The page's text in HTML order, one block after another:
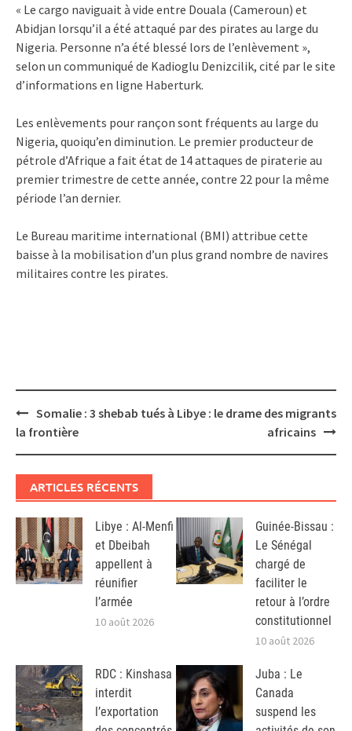
« Le cargo naviguait à vide entre Douala (Cameroun) et
Abidjan lorsqu’il a été attaqué par des pirates au large du
Nigeria. Personne n’a été blessé lors de l’enlèvement »,
selon un communiqué de Kadioglu Denizcilik, cité par le site
d’informations en ligne Haberturk.
Les enlèvements pour rançon sont fréquents au large du
Nigeria, quoiqu’en diminution. Le premier producteur de
pétrole d’Afrique a fait état de 14 attaques de piraterie au
premier trimestre de cette année, contre 22 pour la même
période l’an dernier.
Le Bureau maritime international (BMI) attribue cette
baisse à la mobilisation d’un plus grand nombre de navires
militaires contre les pirates.
Post
navigation
Somalie : 3 shebab tués à
la frontière
Libye : le drame des migrants
africains
ARTICLES RÉCENTS
Libye : Al-Menfi
et Dbeibah
appellent à
réunifier
l’armée
10 août 2026
Guinée-Bissau :
Le Sénégal
chargé de
faciliter le
retour à l’ordre
constitutionnel
10 août 2026
RDC : Kinshasa
interdit
l’exportation
Juba : Le
Canada
suspend les